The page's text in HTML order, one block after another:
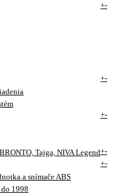
+-
+-
+-
Tajga, NIVA Legend+-
+-
a snímače ABS
do 1998